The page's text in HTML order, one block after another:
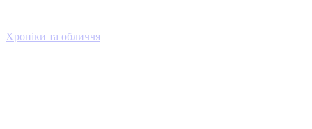
Хроніки та обличчя